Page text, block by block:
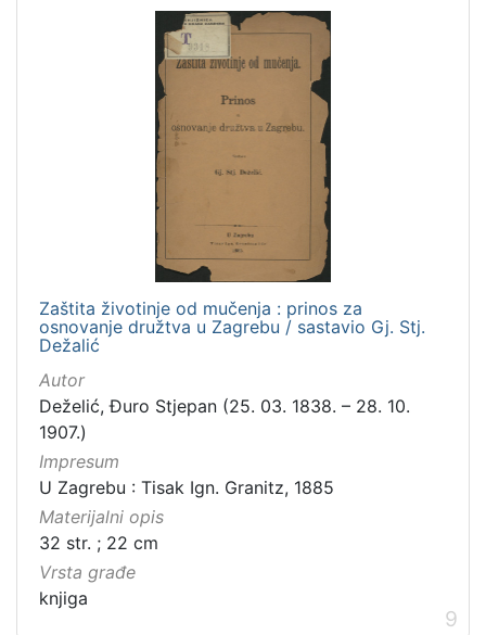
Zaštita životinje od mučenja : prinos za
osnovanje družtva u Zagrebu / sastavio Gj. Stj.
Dežalić
Autor
Deželić, Đuro Stjepan (25. 03. 1838. – 28. 10.
1907.)
Impresum
U Zagrebu : Tisak Ign. Granitz, 1885
Materijalni opis
32 str. ; 22 cm
Vrsta građe
knjiga
9